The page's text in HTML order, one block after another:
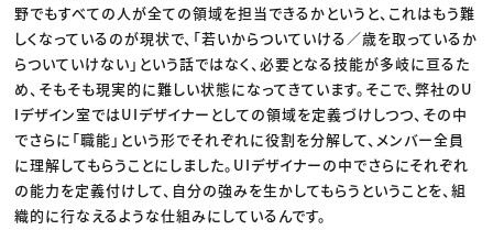
野でもすべての人が全ての領域を担当できるかというと、これはもう難
しくなっているのが現状で、「若いからついていける／歳を取っているか
らついていけない」という話ではなく、必要となる技能が多岐に亘るた
め、そもそも現実的に難しい状態になってきています。そこで、弊社のU
Iデザイン室ではUIデザイナーとしての領域を定義づけしつつ、その中
でさらに「職能」という形でそれぞれに役割を分解して、メンバー全員
に理解してもらうことにしました。UIデザイナーの中でさらにそれぞれ
の能力を定義付けして、自分の強みを生かしてもらうということを、組
織的に行なえるような仕組みにしているんです。